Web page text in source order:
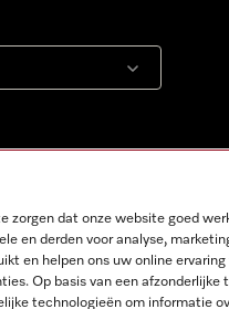
zorgen dat onze website goed
en derden voor analyse,
en helpen ons uw online
Op basis van een
technologieën om informatie